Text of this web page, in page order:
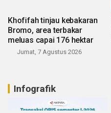
Khofifah tinjau kebakaran
Bromo, area terbakar
meluas capai 176 hektar
Jumat, 7 Agustus 2026
Infografik